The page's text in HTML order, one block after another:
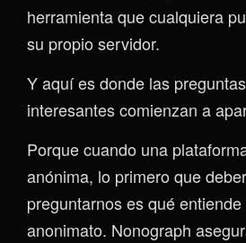
herramienta que cualquiera
su propio servidor.
Y aquí es donde las
interesantes comienzan a
Porque cuando una
anónima, lo primero que
preguntarnos es qué
anonimato. Nonograph